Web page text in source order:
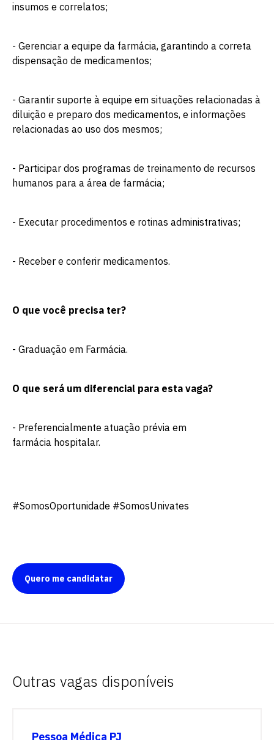
insumos e correlatos;
- Gerenciar a equipe da farmácia, garantindo a correta
dispensação de medicamentos;
- Garantir suporte à equipe em situações relacionadas à
diluição e preparo dos medicamentos, e informações
relacionadas ao uso dos mesmos;
- Participar dos programas de treinamento de recursos
humanos para a área de farmácia;
- Executar procedimentos e rotinas administrativas;
- Receber e conferir medicamentos.
O que você precisa ter?
- Graduação em Farmácia.
O que será um diferencial para esta vaga?
- Preferencialmente atuação prévia em
farmácia hospitalar.
#SomosOportunidade #SomosUnivates
Quero me candidatar
Outras vagas disponíveis
Pessoa Médica PJ